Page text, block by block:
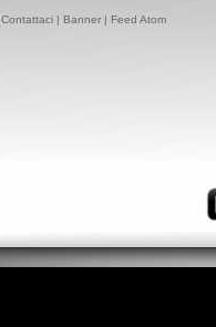
Contattaci Banner Feed Atom